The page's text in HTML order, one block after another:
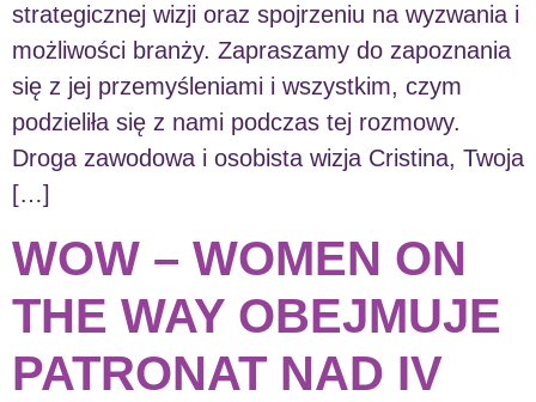
strategicznej wizji oraz spojrzeniu na wyzwania i
możliwości branży. Zapraszamy do zapoznania
się z jej przemyśleniami i wszystkim, czym
podzieliła się z nami podczas tej rozmowy.
Droga zawodowa i osobista wizja Cristina, Twoja
[…]
WOW – WOMEN ON
THE WAY OBEJMUJE
PATRONAT NAD IV